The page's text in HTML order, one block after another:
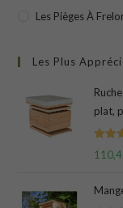
Les Pièges À
Les Plus
plat,
Note